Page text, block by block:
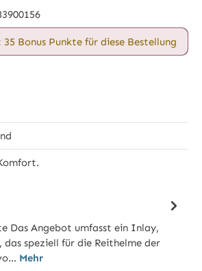
Bonus Punkte für diese Bestellung
Das Angebot umfasst ein Inlay,
das speziell für die Reithelme der
Mehr